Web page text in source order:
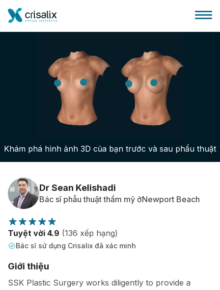
Bác sĩ phẫu thuật
Nền tảng kinh doanh 3D
Gói
Đánh giá của bệnh nhân
Khám phá hình ảnh 3D của bạn trước và sau phẩu thuật
Dr Sean Kelishadi
Bác sĩ phẫu thuật thẩm mỹ ởNewport Beach
Tuyệt vời 4.9 (136 xếp hạng)
Bác sĩ sử dụng Crisalix đã xác minh
Giới thiệu
SSK Plastic Surgery works diligently to provide a